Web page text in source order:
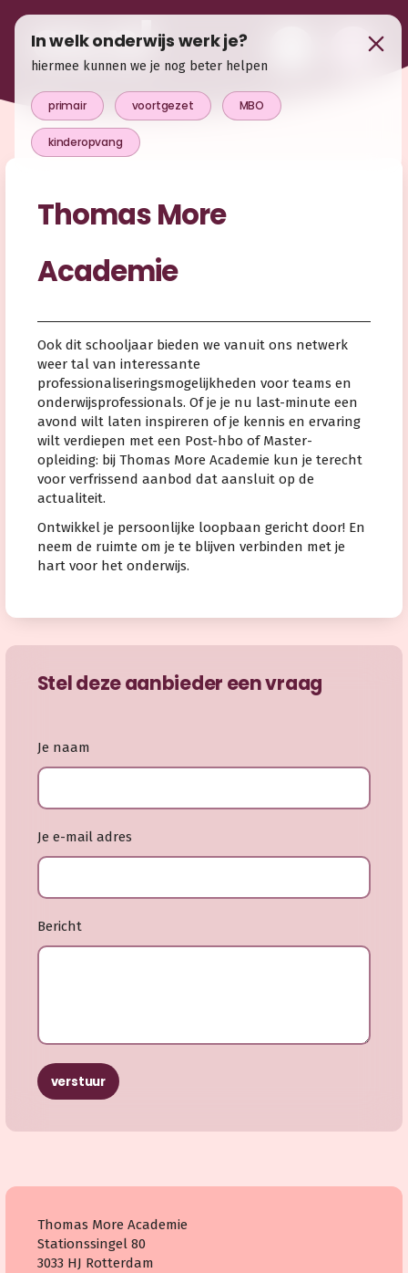
Thomas More
Academie
Ook dit schooljaar bieden we vanuit ons netwerk
weer tal van interessante
professionaliseringsmogelijkheden voor teams en
onderwijsprofessionals. Of je je nu last-minute een
avond wilt laten inspireren of je kennis en ervaring
wilt verdiepen met een Post-hbo of Master-
opleiding: bij Thomas More Academie kun je terecht
voor verfrissend aanbod dat aansluit op de
actualiteit.
Ontwikkel je persoonlijke loopbaan gericht door! En
neem de ruimte om je te blijven verbinden met je
hart voor het onderwijs.
Stel deze aanbieder een vraag
Je naam
Je e-mail adres
Bericht
verstuur
Thomas More Academie
Stationssingel 80
3033 HJ Rotterdam
In welk onderwijs werk je?
hiermee kunnen we je nog beter helpen
primair voortgezet MBO
kinderopvang